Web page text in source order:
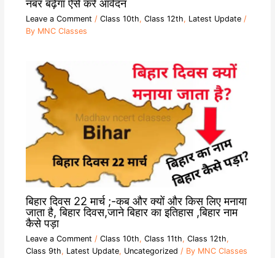
नंबर बढ़ेगा ऐसे करें आवेदन
Leave a Comment / Class 10th, Class 12th, Latest Update/
By MNC Classes
बिहार दिवस 22 मार्च ;-कब और क्यों और किस लिए मनाया
जाता है, बिहार दिवस,जाने बिहार का इतिहास ,बिहार नाम
कैसे पड़ा
Leave a Comment / Class 10th, Class 11th, Class 12th,
Class 9th, Latest Update, Uncategorized / By MNC Classes